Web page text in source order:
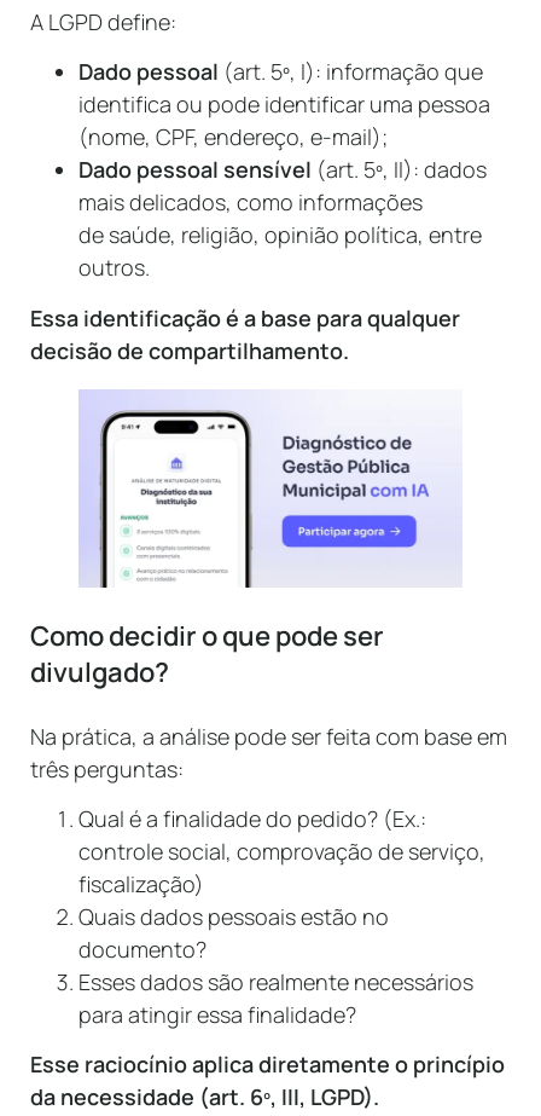
A LGPD define:
Dado pessoal (art. 5º, I): informação que
identifica ou pode identificar uma pessoa
(nome, CPF, endereço, e-mail);
Dado pessoal sensível (art. 5º, II): dados
mais delicados, como informações
de saúde, religião, opinião política, entre
outros.
Essa identificação é a base para qualquer
decisão de compartilhamento.
Como decidir o que pode ser
divulgado?
Na prática, a análise pode ser feita com base em
três perguntas:
Qual é a finalidade do pedido? (Ex.:
controle social, comprovação de serviço,
fiscalização)
Quais dados pessoais estão no
documento?
Esses dados são realmente necessários
para atingir essa finalidade?
Esse raciocínio aplica diretamente o princípio
da necessidade (art. 6º, III, LGPD).